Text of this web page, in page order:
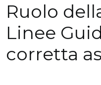
Ruolo
Linee
corretta